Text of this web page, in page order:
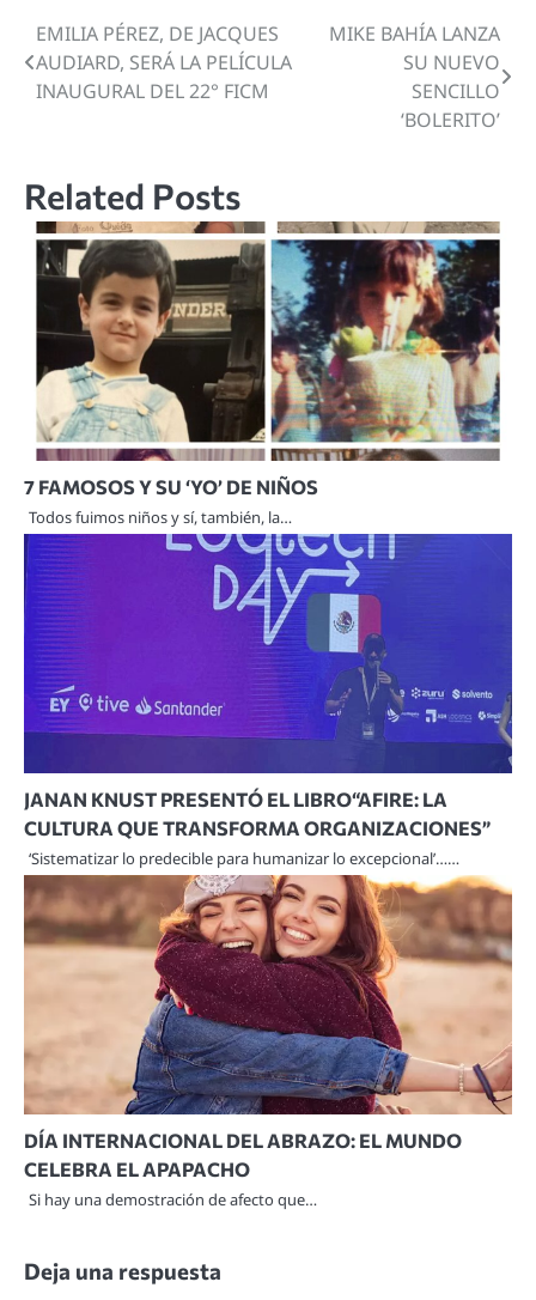
Navegación
de
EMILIA PÉREZ, DE JACQUES
AUDIARD, SERÁ LA PELÍCULA
INAUGURAL DEL 22° FICM
MIKE BAHÍA LANZA
SU NUEVO
SENCILLO
‘BOLERITO’
Related Posts
7 FAMOSOS Y SU ‘YO’ DE NIÑOS
Todos fuimos niños y sí, también, la…
JANAN KNUST PRESENTÓ EL LIBRO“AFIRE: LA
CULTURA QUE TRANSFORMA ORGANIZACIONES”
‘Sistematizar lo predecible para humanizar lo excepcional’……
DÍA INTERNACIONAL DEL ABRAZO: EL MUNDO
CELEBRA EL APAPACHO
Si hay una demostración de afecto que…
Deja una respuesta